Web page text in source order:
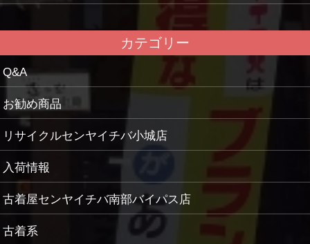
カテゴリー
Q&A
お勧め商品
リサイクルセンヤイチバ小城店
入荷情報
古着屋センヤイチバ南部バイパス店
古着系